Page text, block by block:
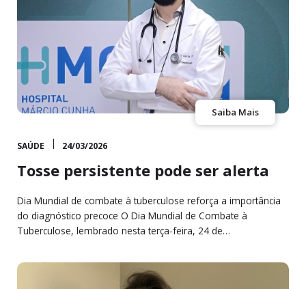
Saiba Mais
SAÚDE 24/03/2026
Tosse persistente pode ser alerta
Dia Mundial de combate à tuberculose reforça a importância
do diagnóstico precoce O Dia Mundial de Combate à
Tuberculose, lembrado nesta terça-feira, 24 de…